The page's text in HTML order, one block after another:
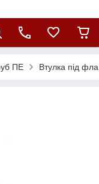
ПЕ Втулка під